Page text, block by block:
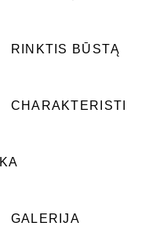
RINKTIS BŪSTĄ
CHARAKTERISTI
KA
GALERIJA